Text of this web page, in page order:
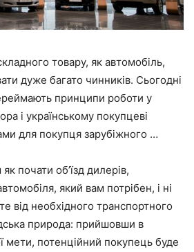
товару, як автомобіль,
дуже багато чинників. Сьогодні
принципи роботи у
і українському покупцеві
для покупця зарубіжного …
почати об’їзд дилерів,
який вам потрібен, і ні
від необхідного транспортного
природа: прийшовши в
мети, потенційний покупець буде